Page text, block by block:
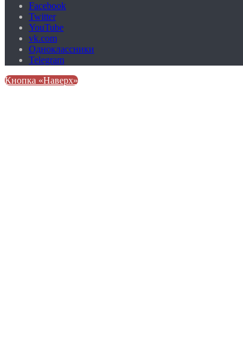
Facebook
Twitter
YouTube
vk.com
Одноклассники
Telegram
Кнопка «Наверх»